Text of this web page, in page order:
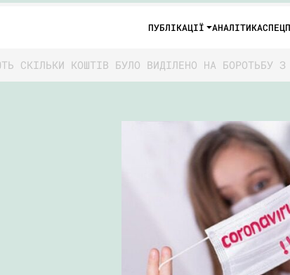
ПУБЛІКАЦІЇ АНАЛІТИКА
СКІЛЬКИ КОШТІВ БУЛО ВИДІЛЕНО НА БОРОТЬБУ